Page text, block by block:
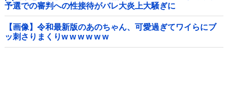
予選での審判への性接待がバレ大炎上大騒ぎに
【画像】令和最新版のあのちゃん、可愛過ぎてワイらにブ
ッ刺さりまくりw w w w w w